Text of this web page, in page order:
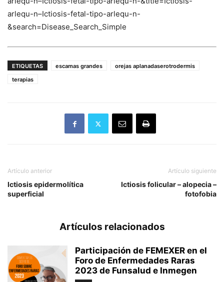
arlequ-n–Ictiosis-fetal-tipo-arlequ-n-
&search=Disease_Search_Simple
ETIQUETAS escamas grandes
orejas aplanadaserotrodermis
terapias
Artículo anterior
Ictiosis epidermolítica
superficial
Artículo siguiente
Ictiosis folicular – alopecia –
fotofobia
Artículos relacionados
Participación de FEMEXER en el
Foro de Enfermedades Raras
2023 de Funsalud e Inmegen